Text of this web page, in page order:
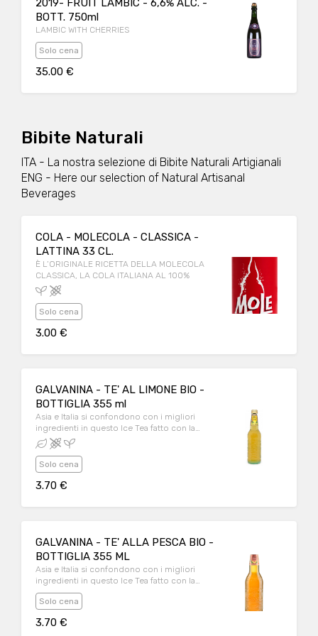
2019- FRUIT LAMBIC - 6,6% ALC. -
BOTT. 750ml
LAMBIC WITH CHERRIES
Solo cena
35.00 €
Bibite Naturali
ITA - La nostra selezione di Bibite Naturali Artigianali
ENG - Here our selection of Natural Artisanal
Beverages
COLA - MOLECOLA - CLASSICA -
LATTINA 33 CL.
È L’ORIGINALE RICETTA DELLA MOLECOLA
CLASSICA, LA COLA ITALIANA AL 100%
Solo cena
3.00 €
GALVANINA - TE' AL LIMONE BIO -
BOTTIGLIA 355 ml
Asia e Italia si confondono con i migliori
ingredienti in questo Ice Tea fatto con la
migliore qualità di tè nero Darjeeling in
infusione con succo di limone, da servire
rigorosamente freddo.
Solo cena
3.70 €
GALVANINA - TE' ALLA PESCA BIO -
BOTTIGLIA 355 ML
Asia e Italia si confondono con i migliori
ingredienti in questo Ice Tea fatto con la
migliore qualità di tè nero Darjeeling in
infusione con succo di pesca, da servire
Solo cena
3.70 €